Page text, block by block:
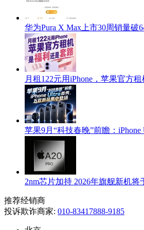
华为Pura X Max上市30周销量破
月租122元用iPhone，苹果官方
苹果9月“科技春晚”前瞻：
2nm芯片加持 2026年旗舰新机将
推荐经销商
投诉欺诈商家: 010-83417888-9185